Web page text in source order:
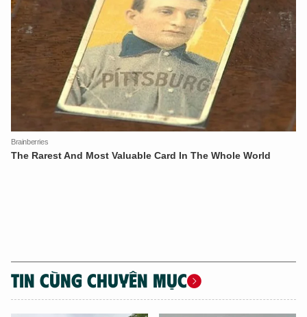
TIN CÙNG CHUYÊN MỤC
XIN CHÀO,